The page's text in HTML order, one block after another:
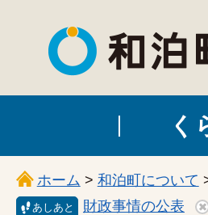
和泊町
く
ホーム > 和泊町について
あしあと 財政事情の公表